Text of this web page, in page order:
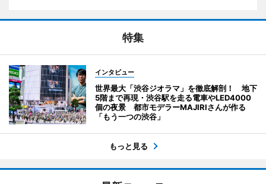
特集
インタビュー
世界最大「渋谷ジオラマ」を徹底解剖！ 地下
5階まで再現・渋谷駅を走る電車やLED4000
個の夜景 都市モデラーMAJIRIさんが作る
「もう一つの渋谷」
もっと見る